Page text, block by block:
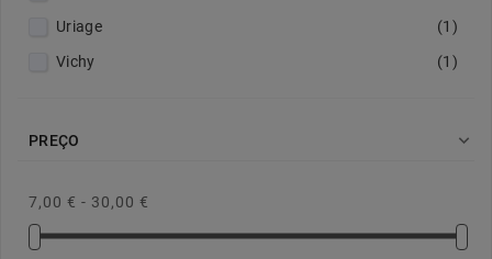
Uriage
(1)
Vichy
(1)
PREÇO 
7,00 € - 30,00 €